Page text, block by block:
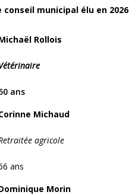
municipal élu en 2026
Rollois
ans
Michaud
agricole
ans
Morin